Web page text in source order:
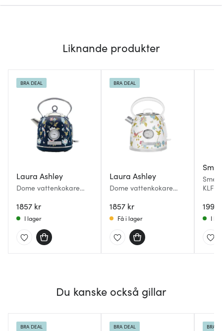
Liknande produkter
Laura Ashley
Dome vattenkokare
Navy
1857 kr
BRA DEAL
I lager
Laura Ashley
Dome vattenkokare
White
1857 kr
BRA DEAL
Få i lager
1995
I
Du kanske också gillar
BRA DEAL BRA DEAL BRA